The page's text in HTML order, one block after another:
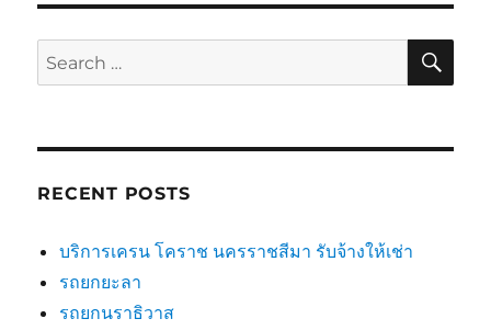
Search
for:
RECENT POSTS
บริการเครน โคราช นครราชสีมา รับจ้างให้เช่า
รถยกยะลา
รถยกนราธิวาส